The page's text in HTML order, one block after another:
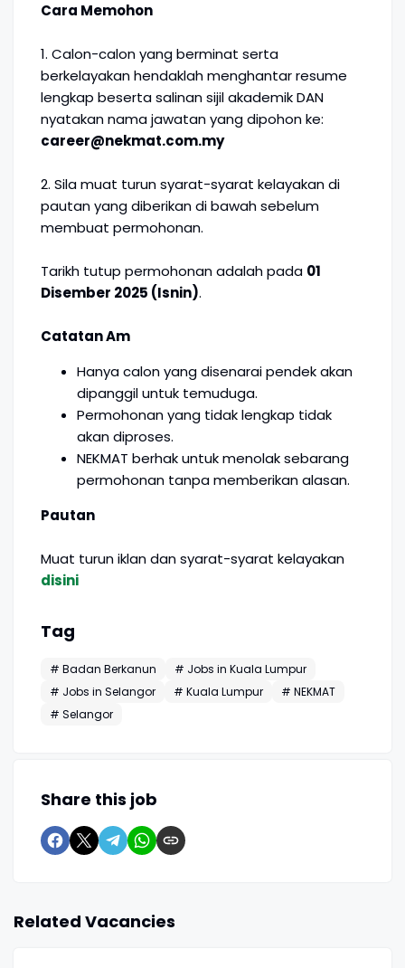
Cara Memohon
1. Calon-calon yang berminat serta
berkelayakan hendaklah menghantar resume
lengkap beserta salinan sijil akademik DAN
nyatakan nama jawatan yang dipohon ke:
career@nekmat.com.my
2. Sila muat turun syarat-syarat kelayakan di
pautan yang diberikan di bawah sebelum
membuat permohonan.
Tarikh tutup permohonan adalah pada 01
Disember 2025 (Isnin).
Catatan Am
Hanya calon yang disenarai pendek akan
dipanggil untuk temuduga.
Permohonan yang tidak lengkap tidak
akan diproses.
NEKMAT berhak untuk menolak sebarang
permohonan tanpa memberikan alasan.
Pautan
Muat turun iklan dan syarat-syarat kelayakan
disini
Tag
# Badan Berkanun
# Jobs in Kuala Lumpur
# Jobs in Selangor
# Kuala Lumpur
# NEKMAT
# Selangor
Share this job
Related Vacancies